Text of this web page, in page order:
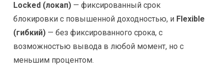
Locked (локап) — фиксированный срок
блокировки с повышенной доходностью, и Flexible
(гибкий) — без фиксированного срока, с
возможностью вывода в любой момент, но с
меньшим процентом.